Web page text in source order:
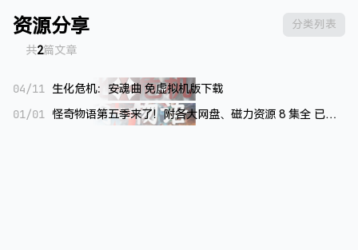
分类列表
资源分享
共2篇文章
04/11 生化危机：安魂曲 免虚拟机版下载
01/01 怪奇物语第五季来了！附各大网盘、磁力资源 8 集全 已完结